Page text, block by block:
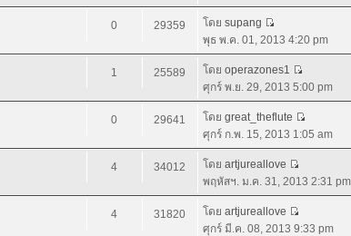
0 29359 โดย supang
พุธ พ.ค. 01, 2013 4:20 pm
1 25589 โดย operazones1
ศุกร์ พ.ย. 29, 2013 5:00 pm
0 29641 โดย great_theflute
ศุกร์ ก.พ. 15, 2013 1:05 am
4 34012 โดย artjureallove
พฤหัสฯ. ม.ค. 31, 2013 2:31 pm
4 31820 โดย artjureallove
ศุกร์ มี.ค. 08, 2013 9:33 pm